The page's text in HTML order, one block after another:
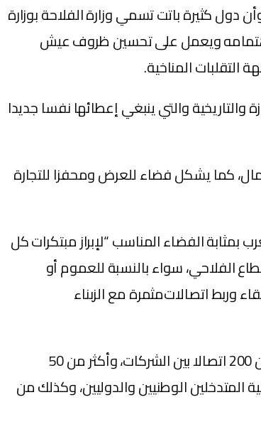
كثيرة باتت تسمي وزارة الفلاحة بوزارة
اهتمامه ويعمل على تحسين ظروف عيش
التقلبات المناخية.
والتي ينبغي إعطائها نفسا جديدا
‎وكشف الشامي أن الملتقى الدولي للفلاحة بالمغرب، ملتقى ذو طابع مهني شمولي، حيث شهد، خلال دورته الماضية، أكثر من 200 اتصالا بين الشركات، وأكثر من 50
ونوعية المتدخلين الوطنيين والدوليين، وكذلك من